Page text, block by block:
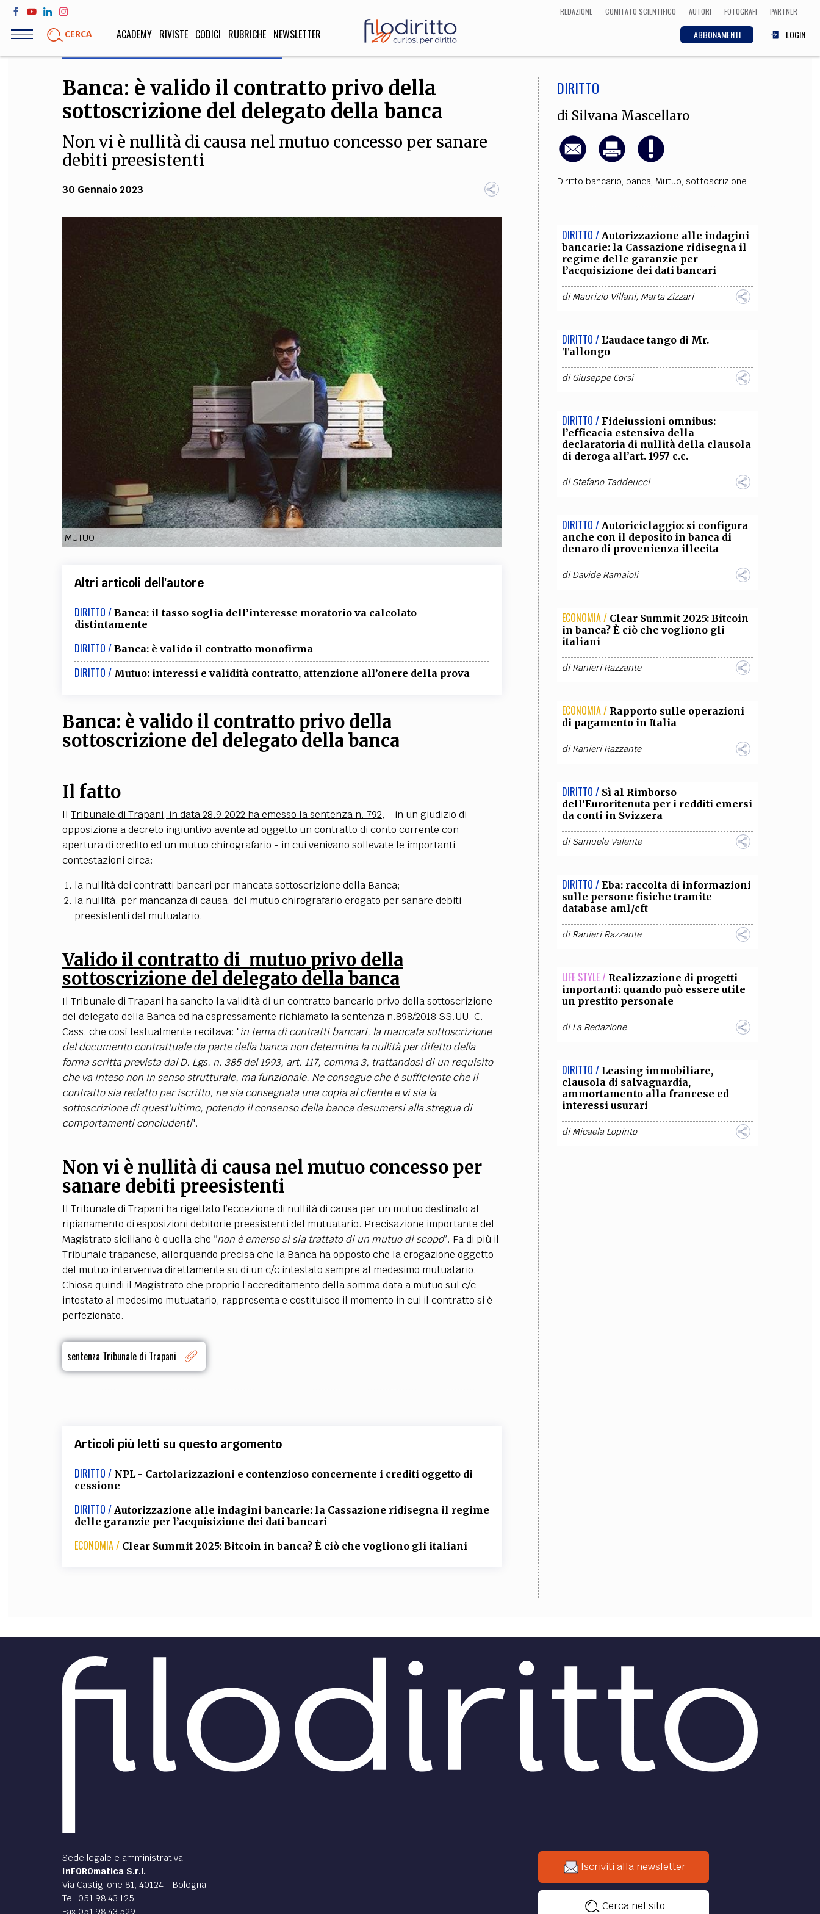
Salta
contenuto
REDAZIONE COMITATO SCIENTIFICO AUTORI FOTOGRAFI PARTNER
CERCA ABBONAMENTI LOGIN
ACADEMY RIVISTE CODICI RUBRICHE NEWSLETTER
LIFE STYLE
Sport, Cucina, Viaggi,
SOCIETÀ
Politica, Attualità,
DIRITTO ECONOMIA
Matematica, Fisica,
Biologia, Cifrematica,
umanistiche, Religione
Architettura, Ingegneria
Arte, Cinema, Musica,
TEAM
FILODIRITTO REDAZIONE COMITATO SCIENTIFICO AUTORI CURATORI COLLABORA CON NOI
EXTRA
CODICI RUBRICHE LIBRI PROCEEDINGS PUBBLICITÀ
SOCIAL MEDIA
Banca: è valido il contratto privo della
sottoscrizione del delegato della banca
Non vi è nullità di causa nel mutuo concesso per sanare
debiti preesistenti
30 Gennaio 2023
MUTUO
Altri articoli dell'autore
DIRITTO / Banca: il tasso soglia dell’interesse moratorio va calcolato
distintamente
DIRITTO / Banca: è valido il contratto monofirma
DIRITTO / Mutuo: interessi e validità contratto, attenzione all’onere della prova
Banca: è valido il contratto privo della
sottoscrizione del delegato della banca
Il fatto
Il Tribunale di Trapani, in data 28.9.2022 ha emesso la sentenza n. 792, - in un giudizio di
opposizione a decreto ingiuntivo avente ad oggetto un contratto di conto corrente con
apertura di credito ed un mutuo chirografario - in cui venivano sollevate le importanti
contestazioni circa:
la nullità dei contratti bancari per mancata sottoscrizione della Banca;
la nullità, per mancanza di causa, del mutuo chirografario erogato per sanare debiti
preesistenti del mutuatario.
Valido il contratto di mutuo privo della
sottoscrizione del delegato della banca
Il Tribunale di Trapani ha sancito la validità di un contratto bancario privo della sottoscrizione
del delegato della Banca ed ha espressamente richiamato la sentenza n.898/2018 SS.UU. C.
Cass. che così testualmente recitava: "in tema di contratti bancari, la mancata sottoscrizione
del documento contrattuale da parte della banca non determina la nullità per difetto della
forma scritta prevista dal D. Lgs. n. 385 del 1993, art. 117, comma 3, trattandosi di un requisito
che va inteso non in senso strutturale, ma funzionale. Ne consegue che è sufficiente che il
contratto sia redatto per iscritto, ne sia consegnata una copia al cliente e vi sia la
sottoscrizione di quest'ultimo, potendo il consenso della banca desumersi alla stregua di
comportamenti concludenti".
Non vi è nullità di causa nel mutuo concesso per
sanare debiti preesistenti
Il Tribunale di Trapani ha rigettato l’eccezione di nullità di causa per un mutuo destinato al
ripianamento di esposizioni debitorie preesistenti del mutuatario. Precisazione importante del
Magistrato siciliano è quella che “non è emerso si sia trattato di un mutuo di scopo”. Fa di più il
Tribunale trapanese, allorquando precisa che la Banca ha opposto che la erogazione oggetto
del mutuo interveniva direttamente su di un c/c intestato sempre al medesimo mutuatario.
Chiosa quindi il Magistrato che proprio l’accreditamento della somma data a mutuo sul c/c
intestato al medesimo mutuatario, rappresenta e costituisce il momento in cui il contratto si è
perfezionato.
sentenza Tribunale di Trapani
Articoli più letti su questo argomento
DIRITTO / NPL - Cartolarizzazioni e contenzioso concernente i crediti oggetto di
cessione
DIRITTO / Autorizzazione alle indagini bancarie: la Cassazione ridisegna il regime
delle garanzie per l’acquisizione dei dati bancari
ECONOMIA / Clear Summit 2025: Bitcoin in banca? È ciò che vogliono gli italiani
DIRITTO
di Silvana Mascellaro
Diritto bancario, banca, Mutuo, sottoscrizione
DIRITTO / Autorizzazione alle indagini
bancarie: la Cassazione ridisegna il
regime delle garanzie per
l’acquisizione dei dati bancari
diMaurizio Villani, Marta Zizzari
DIRITTO / L'audace tango di Mr.
Tallongo
diGiuseppe Corsi
DIRITTO / Fideiussioni omnibus:
l’efficacia estensiva della
declaratoria di nullità della clausola
di deroga all’art. 1957 c.c.
diStefano Taddeucci
DIRITTO / Autoriciclaggio: si configura
anche con il deposito in banca di
denaro di provenienza illecita
diDavide Ramaioli
ECONOMIA / Clear Summit 2025: Bitcoin
in banca? È ciò che vogliono gli
italiani
diRanieri Razzante
ECONOMIA / Rapporto sulle operazioni
di pagamento in Italia
diRanieri Razzante
DIRITTO / Sì al Rimborso
dell’Euroritenuta per i redditi emersi
da conti in Svizzera
diSamuele Valente
DIRITTO / Eba: raccolta di informazioni
sulle persone fisiche tramite
database aml/cft
diRanieri Razzante
LIFE STYLE / Realizzazione di progetti
importanti: quando può essere utile
un prestito personale
diLa Redazione
DIRITTO / Leasing immobiliare,
clausola di salvaguardia,
ammortamento alla francese ed
interessi usurari
diMicaela Lopinto
Sede legale e amministrativa
InFOROmatica S.r.l.
Via Castiglione 81, 40124 - Bologna
Tel. 051.98.43.125
Fax 051.98.43.529
Iscriviti alla newsletter
Cerca nel sito